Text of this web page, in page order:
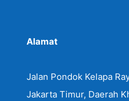
Alamat
Jalan Pondok Kelapa
Jakarta Timur, Daerah